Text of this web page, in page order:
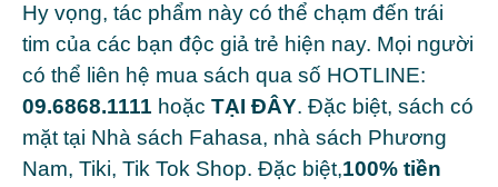
Hy vọng, tác phẩm này có thể chạm đến trái
tim của các bạn độc giả trẻ hiện nay. Mọi người
có thể liên hệ mua sách qua số HOTLINE:
09.6868.1111 hoặc TẠI ĐÂY. Đặc biệt, sách có
mặt tại Nhà sách Fahasa, nhà sách Phương
Nam, Tiki, Tik Tok Shop. Đặc biệt,100% tiền